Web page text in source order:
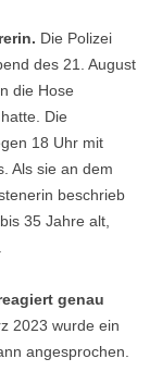
Die Polizei
des 21. August
die Hose
Die
18 Uhr mit
Als sie an dem
beschrieb
35 Jahre alt,
genau
2023 wurde ein
angesprochen.